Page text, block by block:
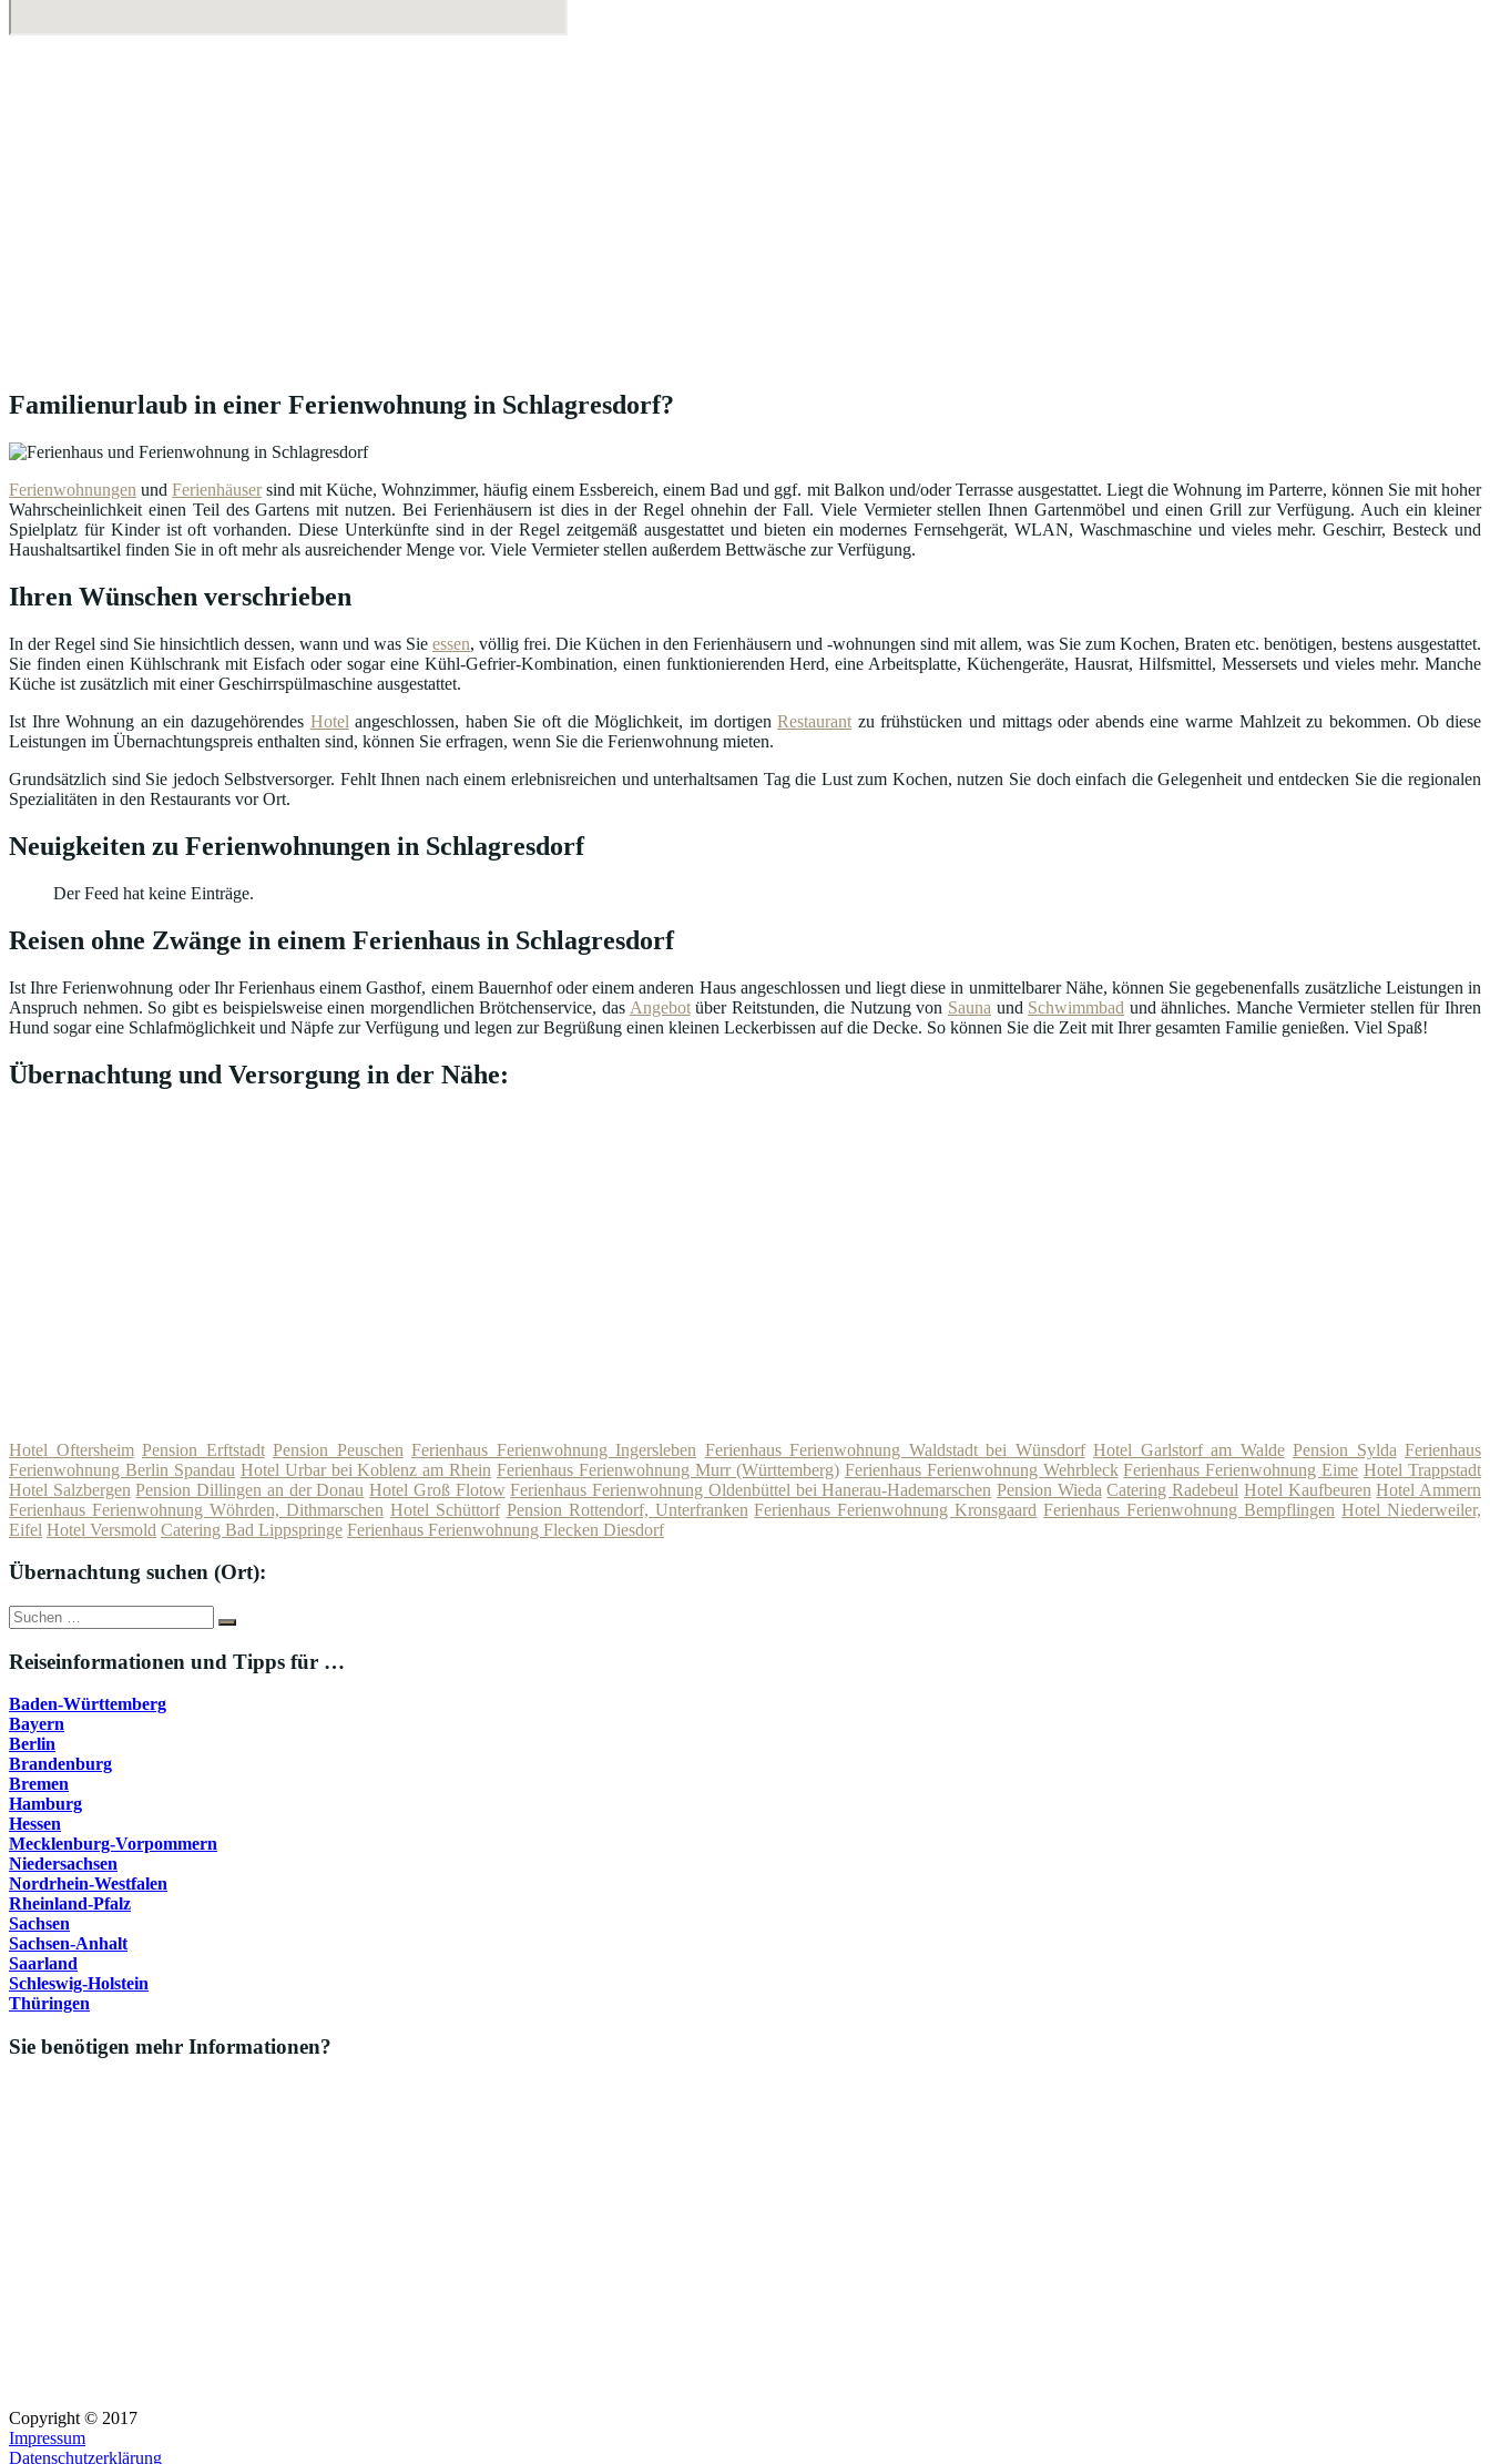
Familienurlaub in einer Ferienwohnung in Schlagresdorf?
Ferienwohnungen undFerienhäusersind mit Küche, Wohnzimmer, häufig einem Essbereich, einem Bad und ggf. mit Balkon und/oder Terrasse ausgestattet. Liegt die Wohnung im Parterre, können Sie mit hoher
Wahrscheinlichkeit einen Teil des Gartens mit nutzen. Bei Ferienhäusern ist dies in der Regel ohnehin der Fall. Viele Vermieter stellen Ihnen Gartenmöbel und einen Grill zur Verfügung. Auch ein kleiner
Spielplatz für Kinder ist oft vorhanden. Diese Unterkünfte sind in der Regel zeitgemäß ausgestattet und bieten ein modernes Fernsehgerät, WLAN, Waschmaschine und vieles mehr. Geschirr, Besteck und
Haushaltsartikel finden Sie in oft mehr als ausreichender Menge vor. Viele Vermieter stellen außerdem Bettwäsche zur Verfügung.
Ihren Wünschen verschrieben
In der Regel sind Sie hinsichtlich dessen, wann und was Sie essen, völlig frei. Die Küchen in den Ferienhäusern und -wohnungen sind mit allem, was Sie zum Kochen, Braten etc. benötigen, bestens ausgestattet.
Sie finden einen Kühlschrank mit Eisfach oder sogar eine Kühl-Gefrier-Kombination, einen funktionierenden Herd, eine Arbeitsplatte, Küchengeräte, Hausrat, Hilfsmittel, Messersets und vieles mehr. Manche
Küche ist zusätzlich mit einer Geschirrspülmaschine ausgestattet.
Ist Ihre Wohnung an ein dazugehörendes Hotel angeschlossen, haben Sie oft die Möglichkeit, im dortigenRestaurant zu frühstücken und mittags oder abends eine warme Mahlzeit zu bekommen. Ob diese
Leistungen im Übernachtungspreis enthalten sind, können Sie erfragen, wenn Sie die Ferienwohnung mieten.
Grundsätzlich sind Sie jedoch Selbstversorger. Fehlt Ihnen nach einem erlebnisreichen und unterhaltsamen Tag die Lust zum Kochen, nutzen Sie doch einfach die Gelegenheit und entdecken Sie die regionalen
Spezialitäten in den Restaurants vor Ort.
Neuigkeiten zu Ferienwohnungen in Schlagresdorf
Der Feed hat keine Einträge.
Reisen ohne Zwänge in einem Ferienhaus in Schlagresdorf
Ist Ihre Ferienwohnung oder Ihr Ferienhaus einem Gasthof, einem Bauernhof oder einem anderen Haus angeschlossen und liegt diese in unmittelbarer Nähe, können Sie gegebenenfalls zusätzliche Leistungen in
Anspruch nehmen. So gibt es beispielsweise einen morgendlichen Brötchenservice, das Angebotüber Reitstunden, die Nutzung von Sauna und Schwimmbad und ähnliches. Manche Vermieter stellen für Ihren
Hund sogar eine Schlafmöglichkeit und Näpfe zur Verfügung und legen zur Begrüßung einen kleinen Leckerbissen auf die Decke. So können Sie die Zeit mit Ihrer gesamten Familie genießen. Viel Spaß!
Übernachtung und Versorgung in der Nähe:
Hotel Oftersheim Pension Erftstadt Pension Peuschen Ferienhaus Ferienwohnung Ingersleben Ferienhaus Ferienwohnung Waldstadt bei Wünsdorf Hotel Garlstorf am Walde Pension Sylda Ferienhaus
Ferienwohnung Berlin Spandau Hotel Urbar bei Koblenz am Rhein Ferienhaus Ferienwohnung Murr (Württemberg) Ferienhaus Ferienwohnung Wehrbleck Ferienhaus Ferienwohnung Eime Hotel Trappstadt
Hotel Salzbergen Pension Dillingen an der Donau Hotel Groß Flotow Ferienhaus Ferienwohnung Oldenbüttel bei Hanerau-Hademarschen Pension Wieda Catering Radebeul Hotel Kaufbeuren Hotel Ammern
Ferienhaus Ferienwohnung Wöhrden, Dithmarschen Hotel Schüttorf Pension Rottendorf, Unterfranken Ferienhaus Ferienwohnung Kronsgaard Ferienhaus Ferienwohnung Bempflingen Hotel Niederweiler,
Eifel Hotel Versmold Catering Bad Lippspringe Ferienhaus Ferienwohnung Flecken Diesdorf
Übernachtung suchen (Ort):
Suche
nach:
Suchen
Reiseinformationen und Tipps für …
Baden-Württemberg
Bayern
Berlin
Brandenburg
Bremen
Hamburg
Hessen
Mecklenburg-Vorpommern
Niedersachsen
Nordrhein-Westfalen
Rheinland-Pfalz
Sachsen
Sachsen-Anhalt
Saarland
Schleswig-Holstein
Thüringen
Sie benötigen mehr Informationen?
Copyright © 2017
Impressum
Datenschutzerklärung